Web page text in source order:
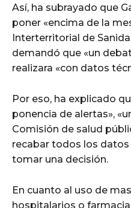
Así, ha subrayado que
poner «encima de la
Interterritorial de
demandó que «un
realizara «con datos
Por eso, ha explicado
ponencia de alertas»,
Comisión de salud
recabar todos los
tomar una decisión.
En cuanto al uso de
hospitalarios o